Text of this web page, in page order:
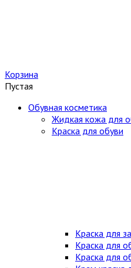
Корзина
Пустая
Обувная косметика
Жидкая кожа для
Краска для обуви
Краска для
Краска для
Краска для